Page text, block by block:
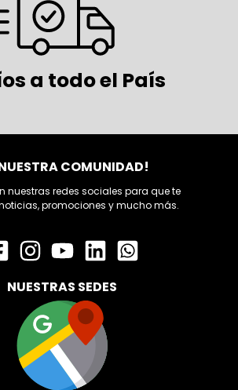
a todo el País
COMUNIDAD!
nuestras redes sociales para que te
promociones y mucho más.
NUESTRAS SEDES